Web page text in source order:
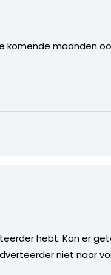
maanden
hebt. Kan er
niet naar